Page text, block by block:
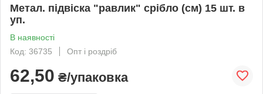
Метал. підвіска "равлик" срібло (см) 15 шт. в
уп.
В наявності
Код: 36735
Опт і роздріб
62,50 ₴/упаковка